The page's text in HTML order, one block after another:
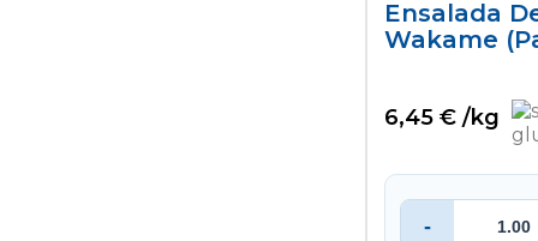
Ensalada
Wakame
6,45 € /kg
-